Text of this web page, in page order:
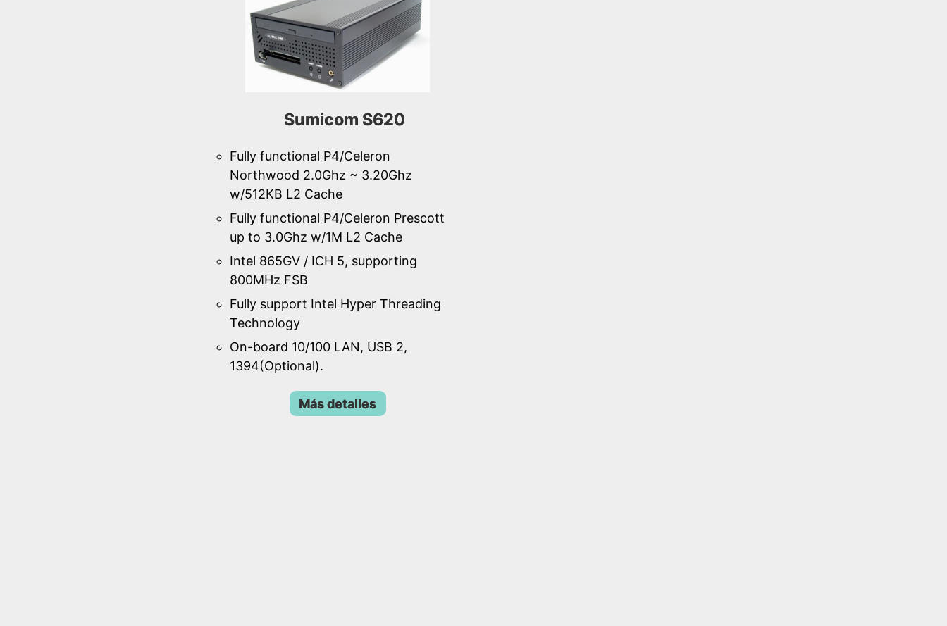
Sumicom S620
Fully functional P4/Celeron
Northwood 2.0Ghz ~ 3.20Ghz
w/512KB L2 Cache
Fully functional P4/Celeron Prescott
up to 3.0Ghz w/1M L2 Cache
Intel 865GV / ICH 5, supporting
800MHz FSB
Fully support Intel Hyper Threading
Technology
On-board 10/100 LAN, USB 2,
1394(Optional).
Más detalles